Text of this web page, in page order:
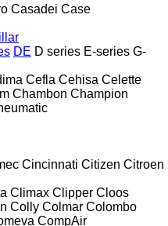
Casadei Case
DE D series E-series G-
Cefla Cehisa Celette
Chambon Champion
Cincinnati Citizen Citroen
Climax Clipper Cloos
Colly Colmar Colombo
CompAir